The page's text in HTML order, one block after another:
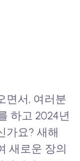
면서, 여러분
하고 2024년
가요? 새해
새로운 장의